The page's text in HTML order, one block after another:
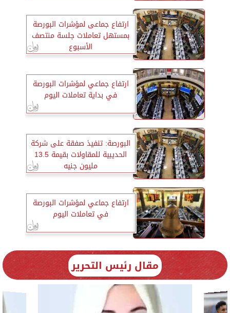
ارتفاع جماعى لمؤشرات البورصة
بمستهل تعاملات جلسة منتصف
الأسبوع
ارتفاع جماعي لمؤشرات البورصة
في بداية تعاملات اليوم
البورصة: تنفيذ صفقة على شركة
الحديبية للمقاولات بقيمة 13.5
مليون جنيه
ارتفاع جماعي لمؤشرات البورصة
في تعاملات اليوم
مقال رئيس التحرير